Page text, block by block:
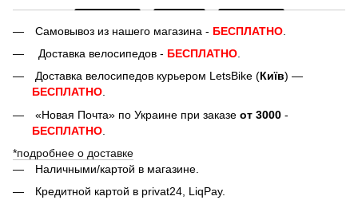
Самовывоз из нашего магазина - БЕСПЛАТНО
Доставка велосипедов - БЕСПЛАТНО
Доставка велосипедов курьером LetsBike (Київ) —
БЕСПЛАТНО.
«Новая Почта» по Украине при заказе от 3000 -
БЕСПЛАТНО
*подробнее о доставке
Наличными/картой в магазине.
Кредитной картой в privat24, LiqPay.